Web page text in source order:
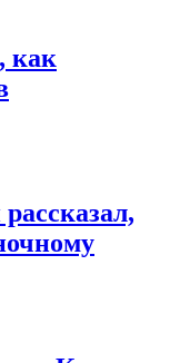
как